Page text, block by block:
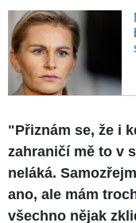
"Přiznám se, že i
zahraničí mě to v
neláká.
ano, ale mám
všechno nějak